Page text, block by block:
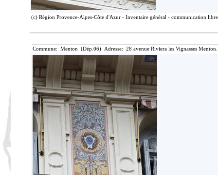
(c) Région Provence-Alpes-Côte d'Azur - Inventaire général - communication
Commune: Menton (Dép.06) Adresse: 28 avenue Riviera les Vignasses